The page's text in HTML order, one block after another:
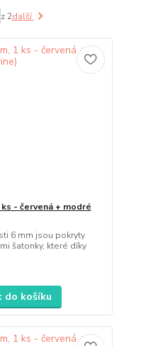
z 2další
- červená + modré
6 mm jsou pokryty
šatonky, které díky
do košíku